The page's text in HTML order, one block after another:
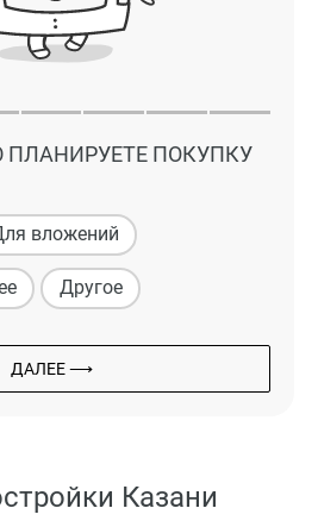
ПОКУПКУ
вложений
Другое
ДАЛЕЕ ⟶
Казани